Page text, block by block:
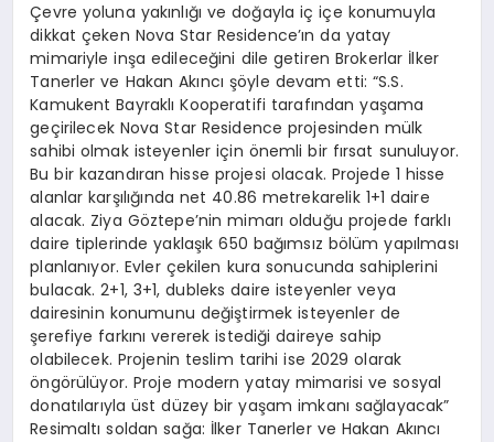
Çevre yoluna yakınlığı ve doğayla iç içe konumuyla
dikkat çeken Nova Star Residence’ın da yatay
mimariyle inşa edileceğini dile getiren Brokerlar İlker
Tanerler ve Hakan Akıncı şöyle devam etti: “S.S.
Kamukent Bayraklı Kooperatifi tarafından yaşama
geçirilecek Nova Star Residence projesinden mülk
sahibi olmak isteyenler için önemli bir fırsat sunuluyor.
Bu bir kazandıran hisse projesi olacak. Projede 1 hisse
alanlar karşılığında net 40.86 metrekarelik 1+1 daire
alacak. Ziya Göztepe’nin mimarı olduğu projede farklı
daire tiplerinde yaklaşık 650 bağımsız bölüm yapılması
planlanıyor. Evler çekilen kura sonucunda sahiplerini
bulacak. 2+1, 3+1, dubleks daire isteyenler veya
dairesinin konumunu değiştirmek isteyenler de
şerefiye farkını vererek istediği daireye sahip
olabilecek. Projenin teslim tarihi ise 2029 olarak
öngörülüyor. Proje modern yatay mimarisi ve sosyal
donatılarıyla üst düzey bir yaşam imkanı sağlayacak”
Resimaltı soldan sağa: İlker Tanerler ve Hakan Akıncı